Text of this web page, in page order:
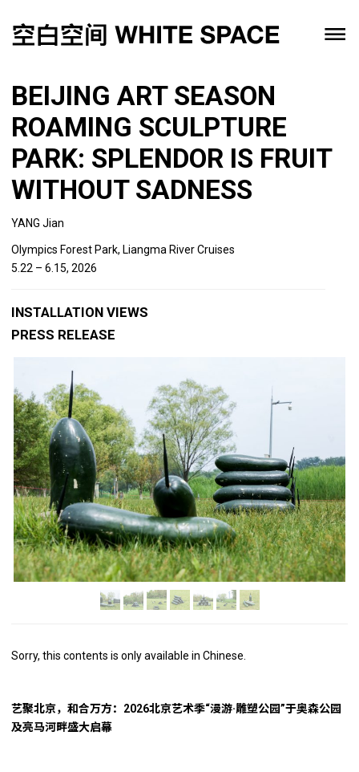
BEIJING ART SEASON
ROAMING SCULPTURE
PARK: SPLENDOR IS FRUIT
WITHOUT SADNESS
YANG Jian
Olympics Forest Park, Liangma River Cruises
5.22 – 6.15, 2026
INSTALLATION VIEWS
PRESS RELEASE
Sorry, this contents is only available in Chinese.
艺聚北京，和合万方：2026北京艺术季“漫游·雕塑公园”于奥森公园
及亮马河畔盛大启幕